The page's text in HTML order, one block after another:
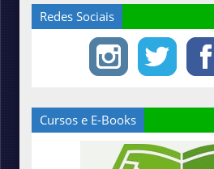
Redes Sociais
Cursos e E-Books